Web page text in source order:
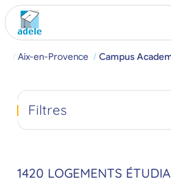
Aix-en-Provence Campus
1420 LOGEMENTS
Filtres